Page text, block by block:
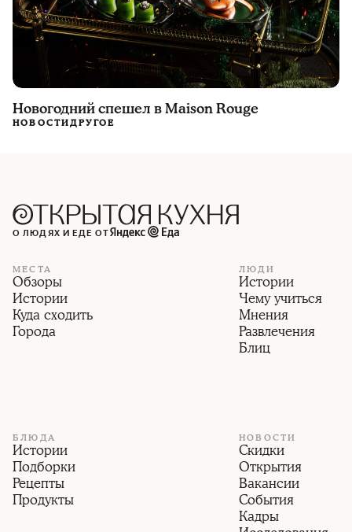
Новогодний спешел в Maison Rouge
НОВОСТИДРУГОЕ
О ЛЮДЯХ И ЕДЕ ОТ
МЕСТА
Обзоры
Истории
Куда сходить
Города
ЛЮДИ
Истории
Чему учиться
Мнения
Развлечения
Блиц
БЛЮДА
Истории
Подборки
Рецепты
Продукты
НОВОСТИ
Скидки
Открытия
Вакансии
События
Кадры